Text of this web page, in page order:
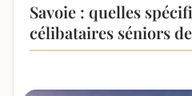
Savoie : quelles
célibataires séniors